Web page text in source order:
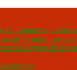
En banquetas,
de la ciudad
algunas de las